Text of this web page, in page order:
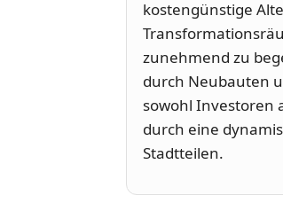
kostengünstige
zunehmend zu
durch Neubauten
sowohl Investoren
durch eine
Stadtteilen.